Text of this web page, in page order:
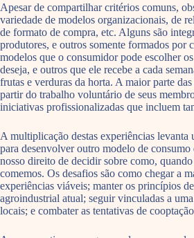
Apesar de compartilhar critérios comuns,
variedade de modelos organizacionais, de
de formato de compra, etc. Alguns são
produtores, e outros somente formados por
modelos que o consumidor pode escolher
deseja, e outros que ele recebe a cada
frutas e verduras da horta. A maior parte
partir do trabalho voluntário de seus
iniciativas profissionalizadas que incluem
A multiplicação destas experiências levanta
para desenvolver outro modelo de
nosso direito de decidir sobre como,
comemos. Os desafios são como chegar a
experiências viáveis; manter os princípios
agroindustrial atual; seguir vinculadas a
locais; e combater as tentativas de